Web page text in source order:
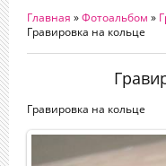
Главная »Фотоальбом »
Гравировка на кольце
Гравировка на кольце